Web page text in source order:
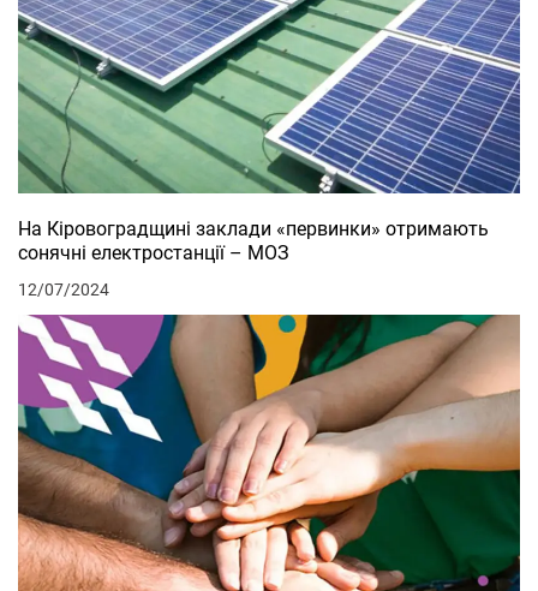
На Кіровоградщині заклади «первинки» отримають
сонячні електростанції – МОЗ
12/07/2024